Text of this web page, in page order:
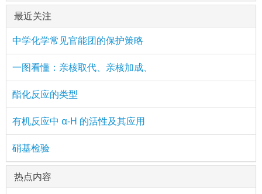
最近关注
中学化学常见官能团的保护策略
一图看懂：亲核取代、亲核加成、
酯化反应的类型
有机反应中 α-H 的活性及其应用
硝基检验
热点内容